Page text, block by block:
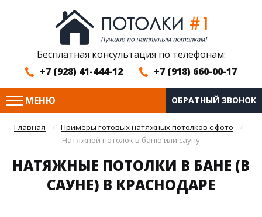
Бесплатная консультация по телефонам:
+7 (928) 41-444-12
+7 (918) 660-00-17
МЕНЮ ОБРАТНЫЙ ЗВОНОК
Главная
Примеры готовых натяжных потолков с фото
Натяжной потолок в баню или сауну
НАТЯЖНЫЕ ПОТОЛКИ В БАНЕ (В
САУНЕ) В КРАСНОДАРЕ